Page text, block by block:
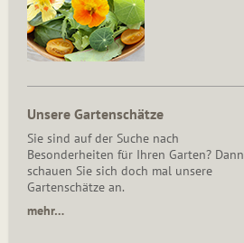
Unsere Gartenschätze
Sie sind auf der Suche nach
Besonderheiten für Ihren Garten? Dann
schauen Sie sich doch mal unsere
Gartenschätze an.
mehr…